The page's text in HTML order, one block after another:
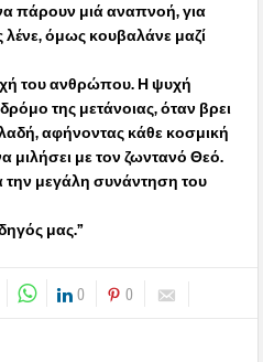
πάρουν μιά αναπνοή, για
όμως κουβαλάνε μαζί
του ανθρώπου. Η ψυχή
της μετάνοιας, όταν βρει
αφήνοντας κάθε κοσμική
μιλήσει με τον ζωντανό Θεό.
την μεγάλη συνάντηση του
μας.”
0 0